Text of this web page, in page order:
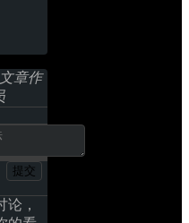
文章作
提交
论，